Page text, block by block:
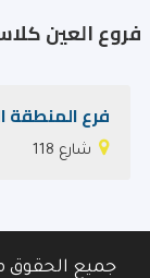
فروع العين
فرع المنطقة
شارع 118
جميع